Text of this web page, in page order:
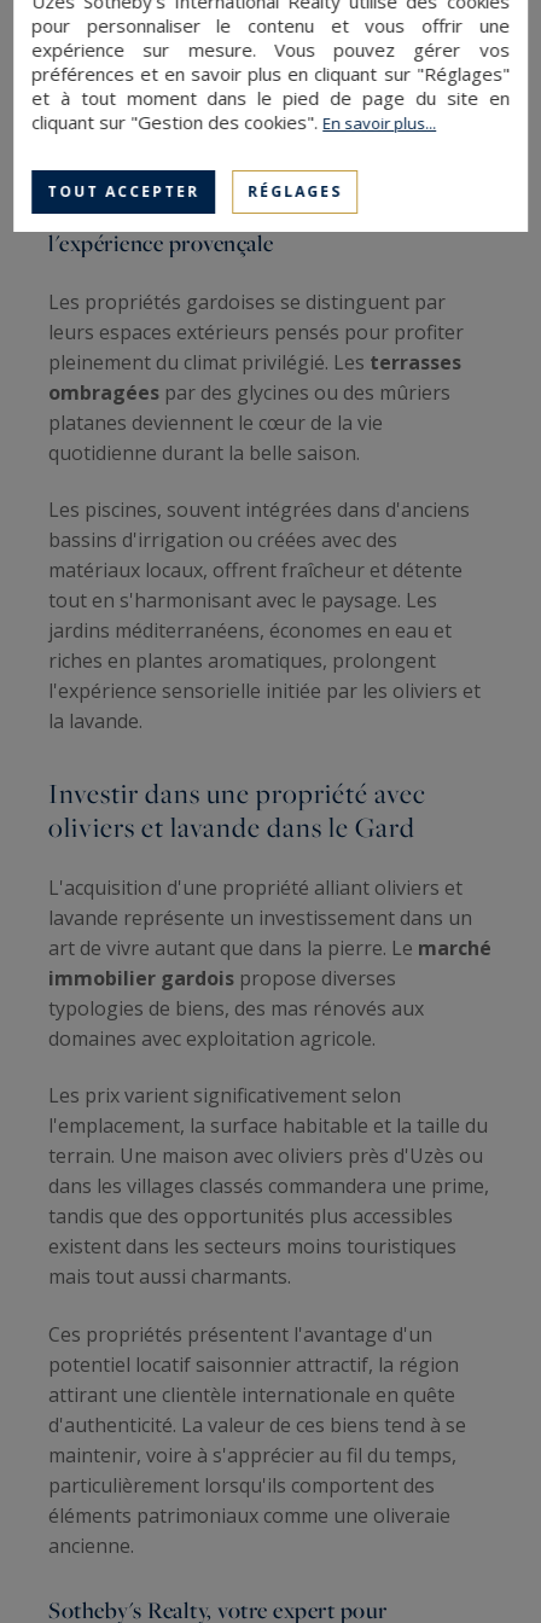
produits frais directement auprès des
producteurs. Cette proximité avec le terroir
nourrit un art de vivre authentique, loin du
tumulte urbain mais enrichi par la convivialité
Les aménagements extérieurs qui subliment
l'expérience provençale
Les propriétés gardoises se distinguent par
leurs espaces extérieurs pensés pour profiter
pleinement du climat privilégié. Les terrasses
ombragées par des glycines ou des mûriers
platanes deviennent le cœur de la vie
quotidienne durant la belle saison.
Les piscines, souvent intégrées dans d'anciens
bassins d'irrigation ou créées avec des
matériaux locaux, offrent fraîcheur et détente
tout en s'harmonisant avec le paysage. Les
jardins méditerranéens, économes en eau et
riches en plantes aromatiques, prolongent
l'expérience sensorielle initiée par les oliviers et
la lavande.
Investir dans une propriété avec
oliviers et lavande dans le Gard
L'acquisition d'une propriété alliant oliviers et
lavande représente un investissement dans un
art de vivre autant que dans la pierre. Le marché
immobilier gardois propose diverses
typologies de biens, des mas rénovés aux
domaines avec exploitation agricole.
Les prix varient significativement selon
l'emplacement, la surface habitable et la taille du
terrain. Une maison avec oliviers près d'Uzès ou
dans les villages classés commandera une prime,
tandis que des opportunités plus accessibles
existent dans les secteurs moins touristiques
mais tout aussi charmants.
Ces propriétés présentent l'avantage d'un
potentiel locatif saisonnier attractif, la région
attirant une clientèle internationale en quête
d'authenticité. La valeur de ces biens tend à se
maintenir, voire à s'apprécier au fil du temps,
particulièrement lorsqu'ils comportent des
éléments patrimoniaux comme une oliveraie
ancienne.
Sotheby's Realty, votre expert pour
pour personnaliser le contenu et vous offrir une
expérience sur mesure. Vous pouvez gérer vos
préférences et en savoir plus en cliquant sur "Réglages"
et à tout moment dans le pied de page du site en
cliquant sur "Gestion des cookies".En savoir plus...
TOUT ACCEPTER RÉGLAGES